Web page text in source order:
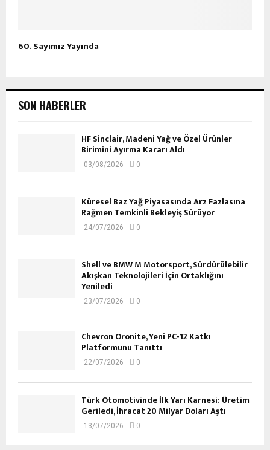
60. Sayımız Yayında
SON HABERLER
HF Sinclair, Madeni Yağ ve Özel Ürünler
Birimini Ayırma Kararı Aldı
03/08/2026 0
Küresel Baz Yağ Piyasasında Arz Fazlasına
Rağmen Temkinli Bekleyiş Sürüyor
24/07/2026 0
Shell ve BMW M Motorsport, Sürdürülebilir
Akışkan Teknolojileri İçin Ortaklığını
Yeniledi
23/07/2026 0
Chevron Oronite, Yeni PC-12 Katkı
Platformunu Tanıttı
22/07/2026 0
Türk Otomotivinde İlk Yarı Karnesi: Üretim
Geriledi, İhracat 20 Milyar Doları Aştı
13/07/2026 0